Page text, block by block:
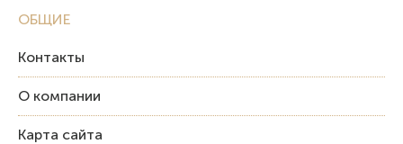
ОБЩИЕ
Контакты
О компании
Карта сайта